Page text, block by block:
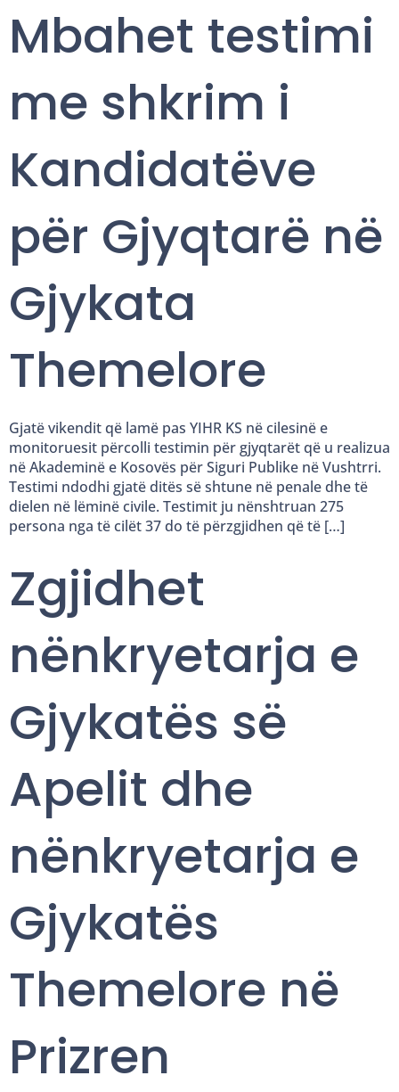
Mbahet testimi
me shkrim i
Kandidatëve
për Gjyqtarë në
Gjykata
Themelore
Gjatë vikendit që lamë pas YIHR KS në cilesinë e
monitoruesit përcolli testimin për gjyqtarët që u realizua
në Akademinë e Kosovës për Siguri Publike në Vushtrri.
Testimi ndodhi gjatë ditës së shtune në penale dhe të
dielen në lëminë civile. Testimit ju nënshtruan 275
persona nga të cilët 37 do të përzgjidhen që të […]
Zgjidhet
nënkryetarja e
Gjykatës së
Apelit dhe
nënkryetarja e
Gjykatës
Themelore në
Prizren